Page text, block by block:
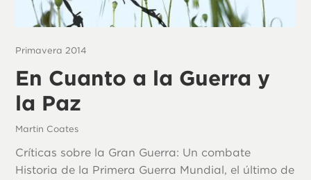
Primavera 2014
En Cuanto a la Guerra y
la Paz
Martin Coates
Críticas sobre la Gran Guerra: Un combate
Historia de la Primera Guerra Mundial, el último de